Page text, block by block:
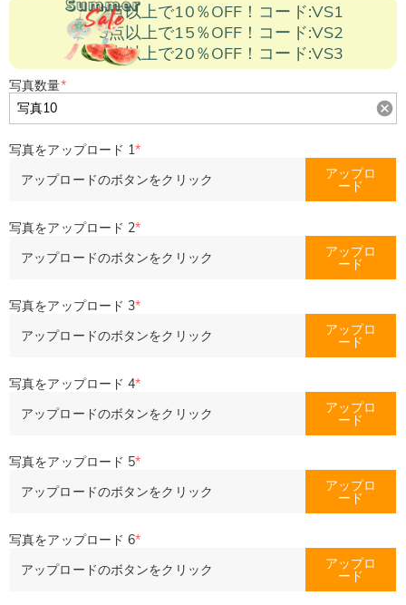
2点以上で10％OFF！コード:VS1
3点以上で15％OFF！コード:VS2
5点以上で20％OFF！コード:VS3
写真数量*
写真をアップロード 1*
アップロードのボタンをクリック
アップロ
ード
写真をアップロード 2*
アップロードのボタンをクリック
アップロ
ード
写真をアップロード 3*
アップロードのボタンをクリック
アップロ
ード
写真をアップロード 4*
アップロードのボタンをクリック
アップロ
ード
写真をアップロード 5*
アップロードのボタンをクリック
アップロ
ード
写真をアップロード 6*
アップロードのボタンをクリック
アップロ
ード